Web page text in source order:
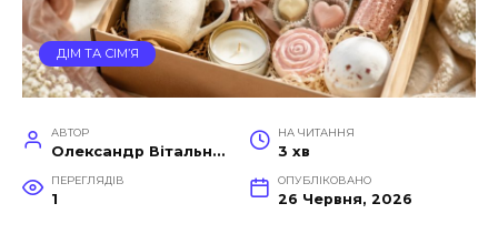
ДІМ ТА СІМ’Я
АВТОР
Олександр Вітальний
НА ЧИТАННЯ
3 хв
ПЕРЕГЛЯДІВ
1
ОПУБЛІКОВАНО
26 Червня, 2026